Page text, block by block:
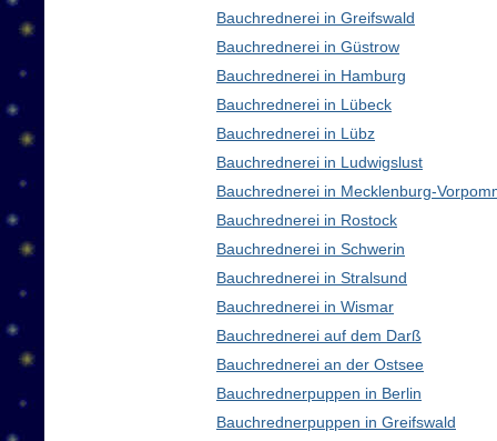
Bauchrednerei in Greifswald
Bauchrednerei in Güstrow
Bauchrednerei in Hamburg
Bauchrednerei in Lübeck
Bauchrednerei in Lübz
Bauchrednerei in Ludwigslust
Bauchrednerei in Mecklenburg-
Bauchrednerei in Rostock
Bauchrednerei in Schwerin
Bauchrednerei in Stralsund
Bauchrednerei in Wismar
Bauchrednerei auf dem Darß
Bauchrednerei an der Ostsee
Bauchrednerpuppen in Berlin
Bauchrednerpuppen in Greifswald